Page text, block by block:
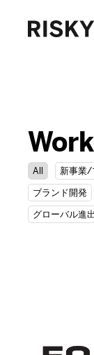
All 新事業/
ブランド開発
グローバル進出